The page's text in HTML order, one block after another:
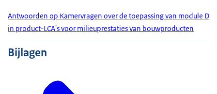
Antwoorden op Kamervragen over de toepassing van module D
in product-LCA's voor milieuprestaties van bouwproducten
Bijlagen